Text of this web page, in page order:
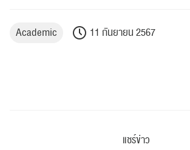
Academic 11 กันยายน 2567
แชร์ข่าว